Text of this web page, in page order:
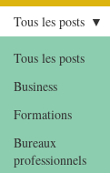
Tous les posts
Business
Formations
Bureaux
professionnels
Tous les posts